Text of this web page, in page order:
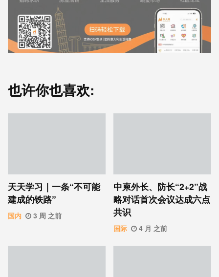
也许你也喜欢:
天天学习｜一条“不可能
建成的铁路”
国内 3 周 之前
中柬外长、防长“2+2”战
略对话首次会议达成六点
共识
国际 4 月 之前